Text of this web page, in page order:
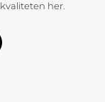
kvaliteten her.